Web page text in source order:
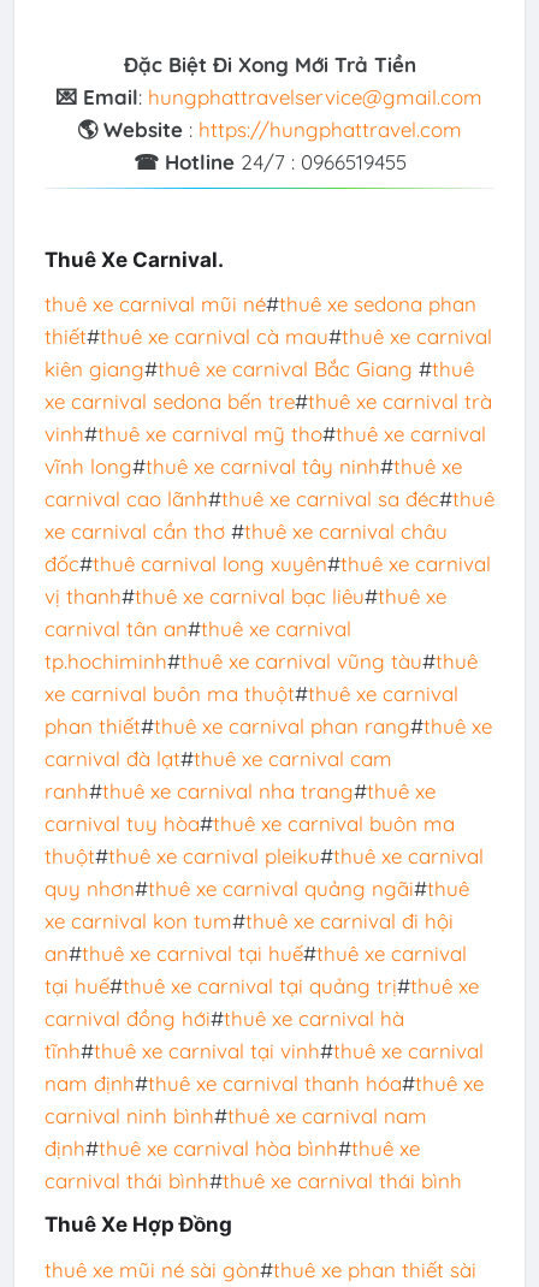
Đặc Biệt Đi Xong Mới Trả Tiền
💌 Email: hungphattravelservice@gmail.com
🌎 Website : https://hungphattravel.com
☎ Hotline24/7 : 0966519455
Thuê Xe Carnival.
thuê xe carnival mũi né#thuê xe sedona phan
thiết#thuê xe carnival cà mau#thuê xe carnival
kiên giang#thuê xe carnival Bắc Giang #thuê
xe carnival sedona bến tre#thuê xe carnival trà
vinh#thuê xe carnival mỹ tho#thuê xe carnival
vĩnh long#thuê xe carnival tây ninh#thuê xe
carnival cao lãnh#thuê xe carnival sa đéc#thuê
xe carnival cần thơ#thuê xe carnival châu
đốc#thuê carnival long xuyên#thuê xe carnival
vị thanh#thuê xe carnival bạc liêu#thuê xe
carnival tân an#thuê xe carnival
tp.hochiminh#thuê xe carnival vũng tàu#thuê
xe carnival buôn ma thuột#thuê xe carnival
phan thiết#thuê xe carnival phan rang#thuê xe
carnival đà lạt#thuê xe carnival cam
ranh#thuê xe carnival nha trang#thuê xe
carnival tuy hòa#thuê xe carnival buôn ma
thuột#thuê xe carnival pleiku#thuê xe carnival
quy nhơn#thuê xe carnival quảng ngãi#thuê
xe carnival kon tum#thuê xe carnival đi hội
an#thuê xe carnival tại huế#thuê xe carnival
tại huế#thuê xe carnival tại quảng trị#thuê xe
carnival đồng hới#thuê xe carnival hà
tĩnh#thuê xe carnival tại vinh#thuê xe carnival
nam định#thuê xe carnival thanh hóa#thuê xe
carnival ninh bình#thuê xe carnival nam
định#thuê xe carnival hòa bình#thuê xe
carnival thái bình#thuê xe carnival thái bình
Thuê Xe Hợp Đồng
thuê xe mũi né sài gòn#thuê xe phan thiết sài